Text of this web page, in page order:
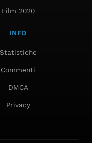
Film 2020
INFO
Statistiche
Commenti
DMCA
Privacy